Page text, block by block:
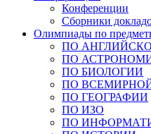
Конференции
Сборники
Олимпиады по
ПО
ПО
ПО БИОЛОГИИ
ПО
ПО ГЕОГРАФИИ
ПО ИЗО
ПО